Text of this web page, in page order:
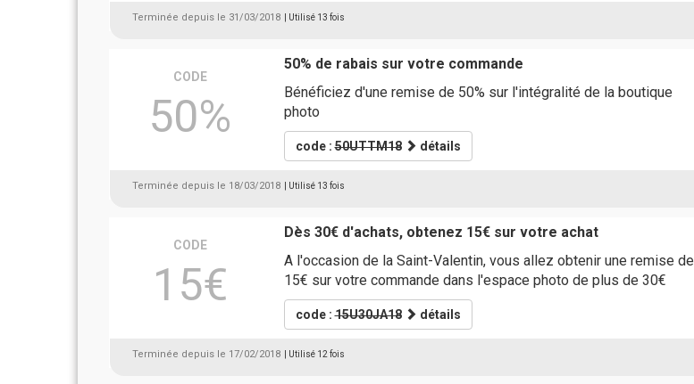
Terminée depuis le 31/03/2018 | Utilisé 13 fois
CODE
50%
50% de rabais sur votre commande
Bénéficiez d'une remise de 50% sur l'intégralité de la boutique
photo
code :50UTTM18 détails
Terminée depuis le 18/03/2018 | Utilisé 13 fois
CODE
15€
Dès 30€ d'achats, obtenez 15€ sur votre achat
A l'occasion de la Saint-Valentin, vous allez obtenir une remise de
15€ sur votre commande dans l'espace photo de plus de 30€
code :15U30JA18 détails
Terminée depuis le 17/02/2018 | Utilisé 12 fois